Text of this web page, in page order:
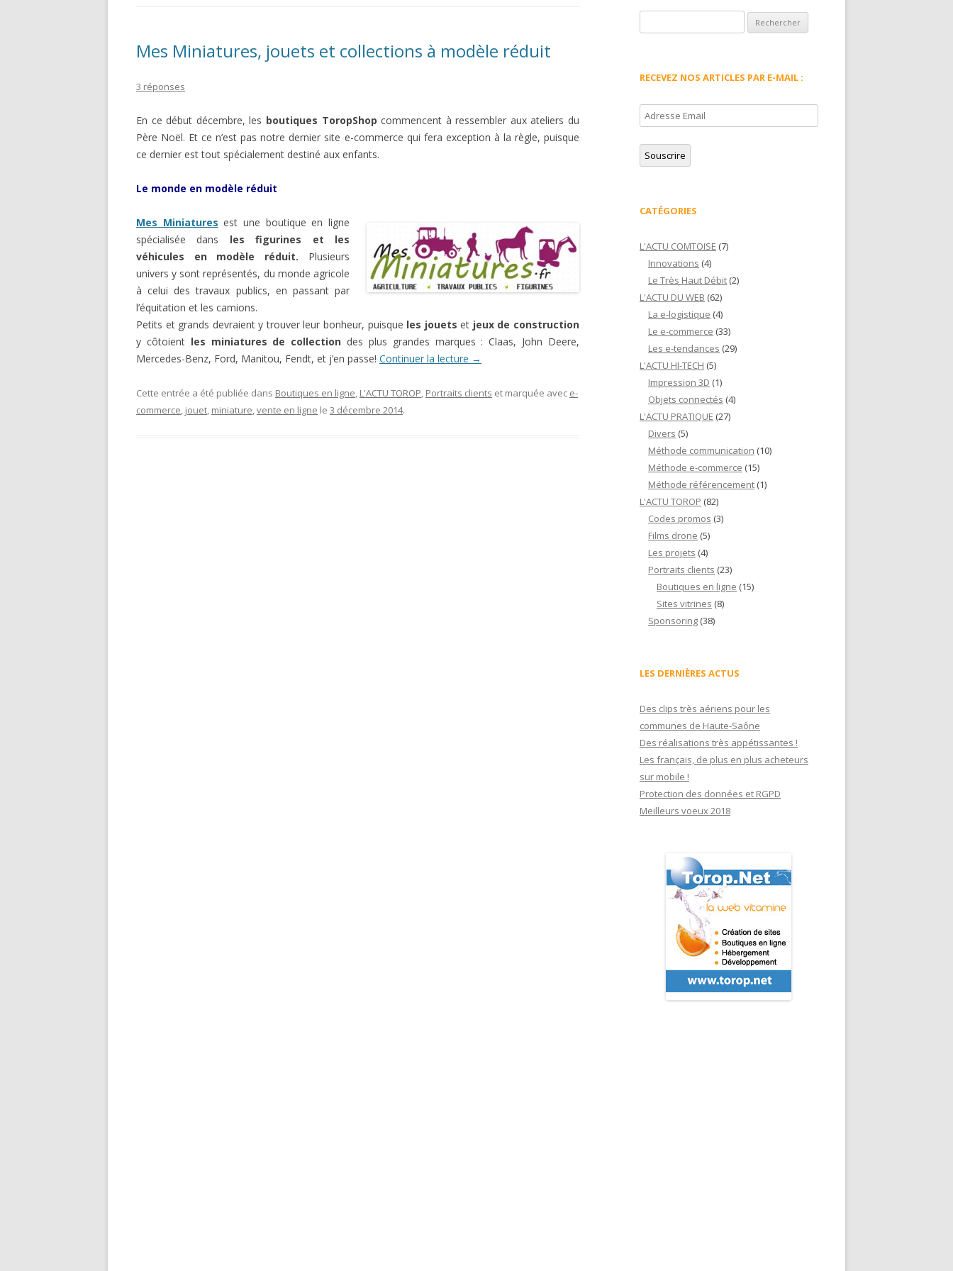
Mes Miniatures, jouets et collections à modèle réduit
3 réponses
En ce début décembre, les boutiques ToropShop commencent à ressembler aux ateliers du
Père Noël. Et ce n’est pas notre dernier site e-commerce qui fera exception à la règle, puisque
ce dernier est tout spécialement destiné aux enfants.
Le monde en modèle réduit
Mes Miniatures est une boutique en ligne
spécialisée dans les figurines et les
véhicules en modèle réduit. Plusieurs
univers y sont représentés, du monde agricole
à celui des travaux publics, en passant par
l’équitation et les camions.
Petits et grands devraient y trouver leur bonheur, puisque les jouets et jeux de construction
y côtoient les miniatures de collection des plus grandes marques : Claas, John Deere,
Mercedes-Benz, Ford, Manitou, Fendt, et j’en passe! Continuer la lecture →
Cette entrée a été publiée dans Boutiques en ligne, L'ACTU TOROP, Portraits clients et marquée avec e-
commerce, jouet, miniature,vente en ligne le 3 décembre 2014.
RECEVEZ NOS ARTICLES PAR E-MAIL :
Adresse
Email
Souscrire
CATÉGORIES
L'ACTU COMTOISE (7)
Innovations (4)
Le Très Haut Débit (2)
L'ACTU DU WEB (62)
La e-logistique (4)
Le e-commerce (33)
Les e-tendances (29)
L'ACTU HI-TECH (5)
Impression 3D (1)
Objets connectés (4)
L'ACTU PRATIQUE (27)
Divers (5)
Méthode communication (10)
Méthode e-commerce (15)
Méthode référencement (1)
L'ACTU TOROP (82)
Codes promos (3)
Films drone (5)
Les projets (4)
Portraits clients (23)
Boutiques en ligne (15)
Sites vitrines (8)
Sponsoring (38)
LES DERNIÈRES ACTUS
Des clips très aériens pour les
communes de Haute-Saône
Des réalisations très appétissantes !
Les français, de plus en plus acheteurs
sur mobile !
Protection des données et RGPD
Meilleurs voeux 2018